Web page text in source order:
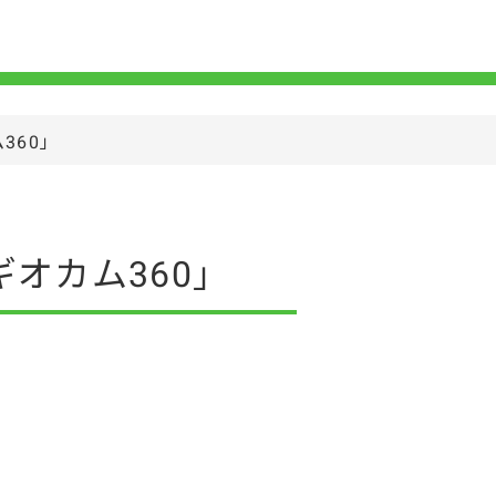
」
カム360」